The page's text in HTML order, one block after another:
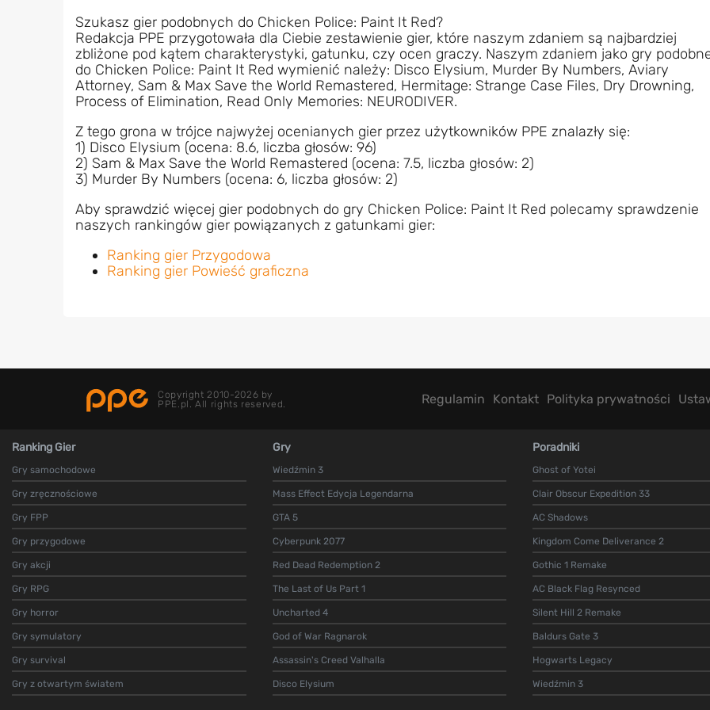
Szukasz gier podobnych do Chicken Police: Paint It Red?
Redakcja PPE przygotowała dla Ciebie zestawienie gier, które naszym zdaniem są najbardziej
zbliżone pod kątem charakterystyki, gatunku, czy ocen graczy. Naszym zdaniem jako gry
do Chicken Police: Paint It Red wymienić należy: Disco Elysium, Murder By Numbers, Aviary
Attorney, Sam & Max Save the World Remastered, Hermitage: Strange Case Files, Dry Drowning,
Process of Elimination, Read Only Memories: NEURODIVER.
Z tego grona w trójce najwyżej ocenianych gier przez użytkowników PPE znalazły się:
1) Disco Elysium (ocena: 8.6, liczba głosów: 96)
2) Sam & Max Save the World Remastered (ocena: 7.5, liczba głosów: 2)
3) Murder By Numbers (ocena: 6, liczba głosów: 2)
Aby sprawdzić więcej gier podobnych do gry Chicken Police: Paint It Red polecamy sprawdzenie
naszych rankingów gier powiązanych z gatunkami gier:
Ranking gier Przygodowa
Ranking gier Powieść graficzna
Copyright 2010-2026 by
PPE.pl. All rights reserved.
Regulamin Kontakt Polityka prywatności
Ranking Gier
Gry samochodowe
Gry zręcznościowe
Gry FPP
Gry przygodowe
Gry akcji
Gry RPG
Gry horror
Gry symulatory
Gry survival
Gry z otwartym światem
Gry
Wiedźmin 3
Mass Effect Edycja Legendarna
GTA 5
Cyberpunk 2077
Red Dead Redemption 2
The Last of Us Part 1
Uncharted 4
God of War Ragnarok
Assassin's Creed Valhalla
Disco Elysium
Poradniki
Ghost of Yotei
Clair Obscur Expedition 33
AC Shadows
Kingdom Come Deliverance 2
Gothic 1 Remake
AC Black Flag Resynced
Silent Hill 2 Remake
Baldurs Gate 3
Hogwarts Legacy
Wiedźmin 3